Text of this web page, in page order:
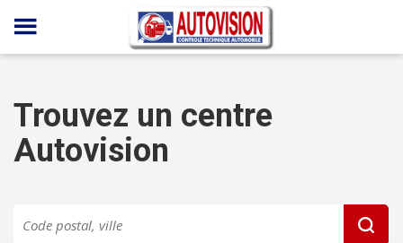
Panneau de gestion des cookies
Trouvez un centre
Autovision